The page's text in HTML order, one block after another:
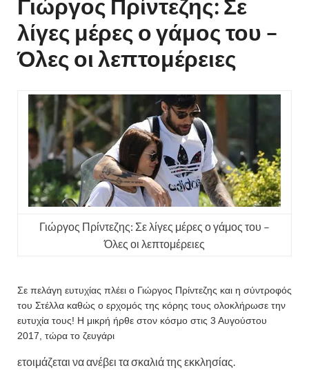
Γιώργος Πρίντεζης: Σε
λίγες μέρες ο γάμος του –
Όλες οι λεπτομέρειες
Γιώργος Πρίντεζης: Σε λίγες μέρες ο γάμος του –
Όλες οι λεπτομέρειες
Σε πελάγη ευτυχίας πλέει ο Γιώργος Πρίντεζης και η σύντροφός
του Στέλλα καθώς ο ερχομός της κόρης τους ολοκλήρωσε την
ευτυχία τους! Η μικρή ήρθε στον κόσμο στις 3 Αυγούστου
2017, τώρα το ζευγάρι
ετοιμάζεται να ανέβει τα σκαλιά της εκκλησίας.